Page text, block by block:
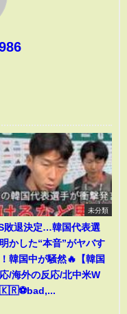
未分類
敗退決定…韓国代表選
かした“本音”がヤバす
韓国中が騒然🔥【韓国
/海外の反応/北中米W
🇰🇷⚽bad,...